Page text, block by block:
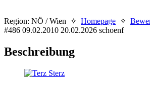
Region: NÖ / Wien ✧ Homepage ✧
#486 09.02.2010 20.02.2026 schoenf
Beschreibung